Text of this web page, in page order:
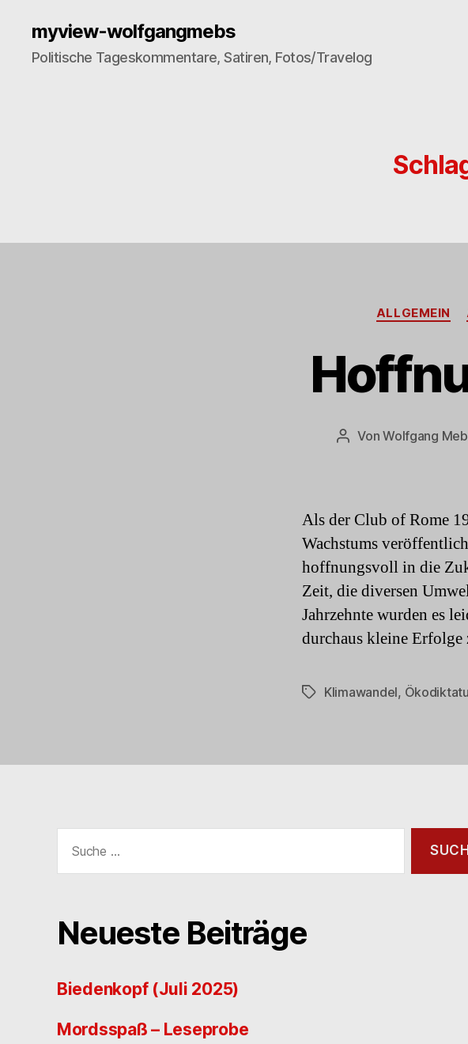
myview-wolfgangmebs
Politische Tageskommentare, Satiren, Fotos/Travelog
ALLGEMEIN
Beitragsautor
VonWolfgang
Als der Club of Rome
Wachstums
hoffnungsvoll in die
Zeit, die diversen
Jahrzehnte wurden es
durchaus kleine
Schlagwörter
Klimawandel,
nach:
Neueste Beiträge
Biedenkopf (Juli 2025)
Mordsspaß – Leseprobe